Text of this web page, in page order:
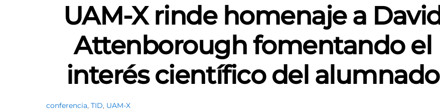
UAM-X rinde homenaje a David
Attenborough fomentando el
interés científico del alumnado
conferencia, TID, UAM-X